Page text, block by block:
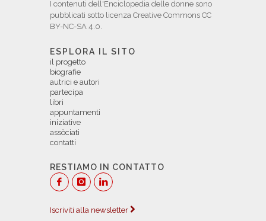
I contenuti dell'Enciclopedia delle donne sono
pubblicati sotto licenza Creative Commons CC
BY-NC-SA 4.0.
ESPLORA IL SITO
il progetto
biografie
autrici e autori
partecipa
libri
appuntamenti
iniziative
assòciati
contatti
RESTIAMO IN CONTATTO
Iscriviti alla newsletter